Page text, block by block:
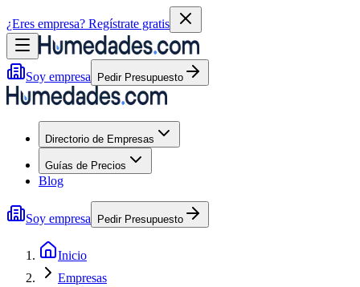
¿Eres empresa? Regístrate gratis
Soy empresa Pedir Presupuesto
Directorio de Empresas
Guías de Precios
Blog
Soy empresa Pedir Presupuesto
Inicio
Empresas